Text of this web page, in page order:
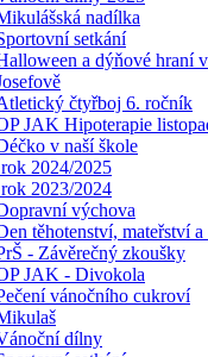
nadílka
setkání
a dýňové hraní
čtyřboj 6. ročník
JAK Hipoterapie
v naší škole
2024/2025
2023/2024
výchova
těhotenství, mateřství a
- Závěrečný zkoušky
JAK - Divokola
vánočního cukroví
dílny